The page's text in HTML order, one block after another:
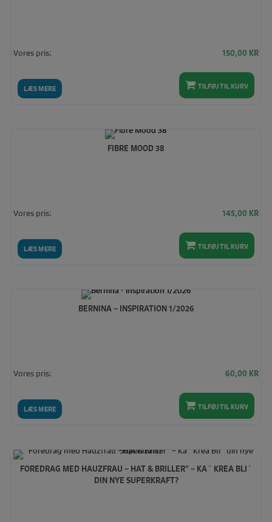
LÆS MERE
Vores pris: 150,00 KR
TILFØJ TIL KURV
FIBRE MOOD 38
LÆS MERE
Vores pris: 145,00 KR
TILFØJ TIL KURV
BERNINA – INSPIRATION 1/2026
LÆS MERE
Vores pris: 60,00 KR
TILFØJ TIL KURV
FOREDRAG MED HAUZFRAU – HAT & BRILLER” – KA´ KREA BLI´
DIN NYE SUPERKRAFT?